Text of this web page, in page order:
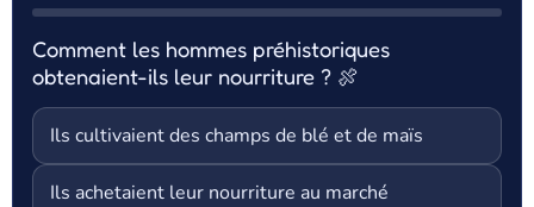
Comment les hommes préhistoriques
obtenaient-ils leur nourriture ? 🍖
Ils cultivaient des champs de blé et de maïs
Ils achetaient leur nourriture au marché